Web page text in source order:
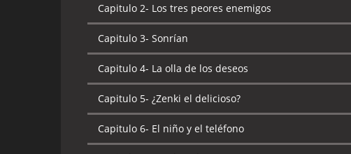
Capitulo 2- Los tres peores enemigos
Capitulo 3- Sonrían
Capitulo 4- La olla de los deseos
Capitulo 5- ¿Zenki el delicioso?
Capitulo 6- El niño y el teléfono